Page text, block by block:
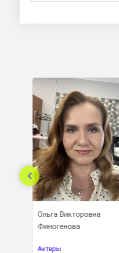
Ольга Викторовна
Финогенова
Актеры